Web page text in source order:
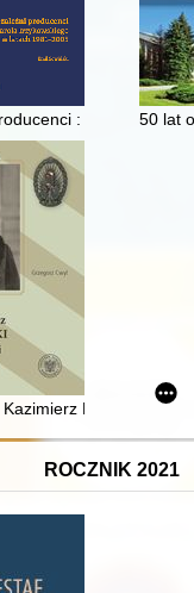
: Studio 50 lat
Kruszewski :
ROCZNIK 2021